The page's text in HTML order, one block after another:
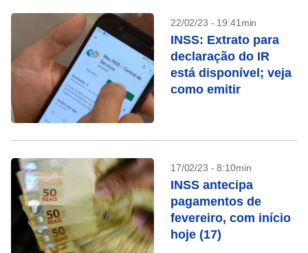
22/02/23 - 19:41min
INSS: Extrato para
declaração do IR
está disponível; veja
como emitir
17/02/23 - 8:10min
INSS antecipa
pagamentos de
fevereiro, com início
hoje (17)